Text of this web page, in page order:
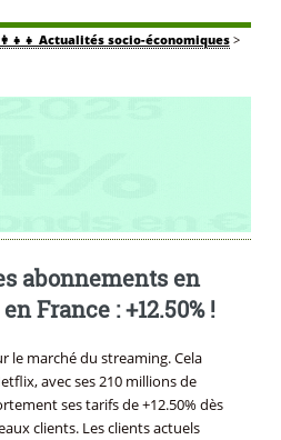
Actualités socio-économiques>
abonnements en
France : +12.50% !
le marché du streaming. Cela
avec ses 210 millions de
ses tarifs de +12.50% dès
clients. Les clients actuels